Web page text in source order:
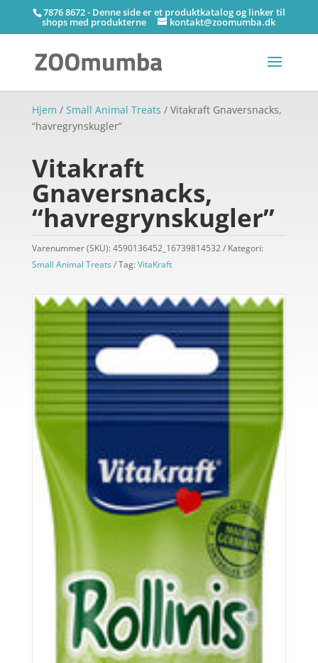
7876 8672 - Denne side er et produktkatalog og linker til
shops med produkterne kontakt@zoomumba.dk
Hjem / Small Animal Treats / Vitakraft Gnaversnacks,
“havregrynskugler”
Vitakraft
Gnaversnacks,
“havregrynskugler”
Varenummer (SKU): 4590136452_16739814532
Kategori:
Small Animal Treats
Tag: VitaKraft